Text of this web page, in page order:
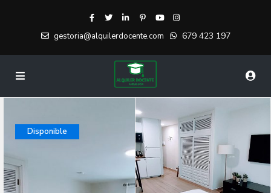
gestoria@alquilerdocente.com 679 423 197
Disponible